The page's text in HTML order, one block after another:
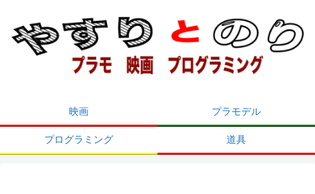
映画 プラモデル
プログラミング 道具